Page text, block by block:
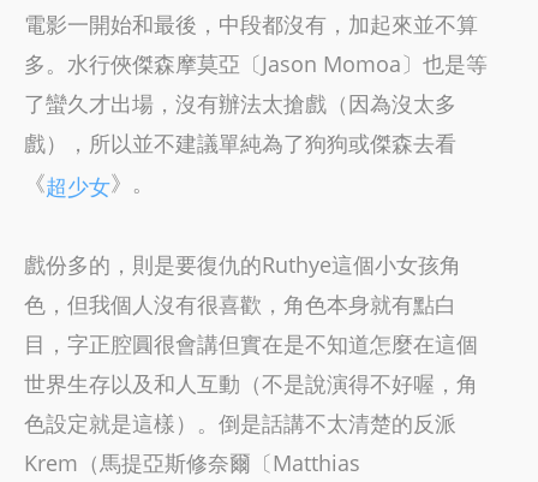
電影一開始和最後，中段都沒有，加起來並不算
多。水行俠傑森摩莫亞〔Jason Momoa〕也是等
了蠻久才出場，沒有辦法太搶戲（因為沒太多
戲），所以並不建議單純為了狗狗或傑森去看
《超少女》。
戲份多的，則是要復仇的Ruthye這個小女孩角
色，但我個人沒有很喜歡，角色本身就有點白
目，字正腔圓很會講但實在是不知道怎麼在這個
世界生存以及和人互動（不是說演得不好喔，角
色設定就是這樣）。倒是話講不太清楚的反派
Krem（馬提亞斯修奈爾〔Matthias